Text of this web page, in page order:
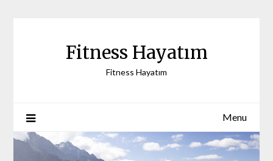
Fitness Hayatım
Fitness Hayatım
Menu